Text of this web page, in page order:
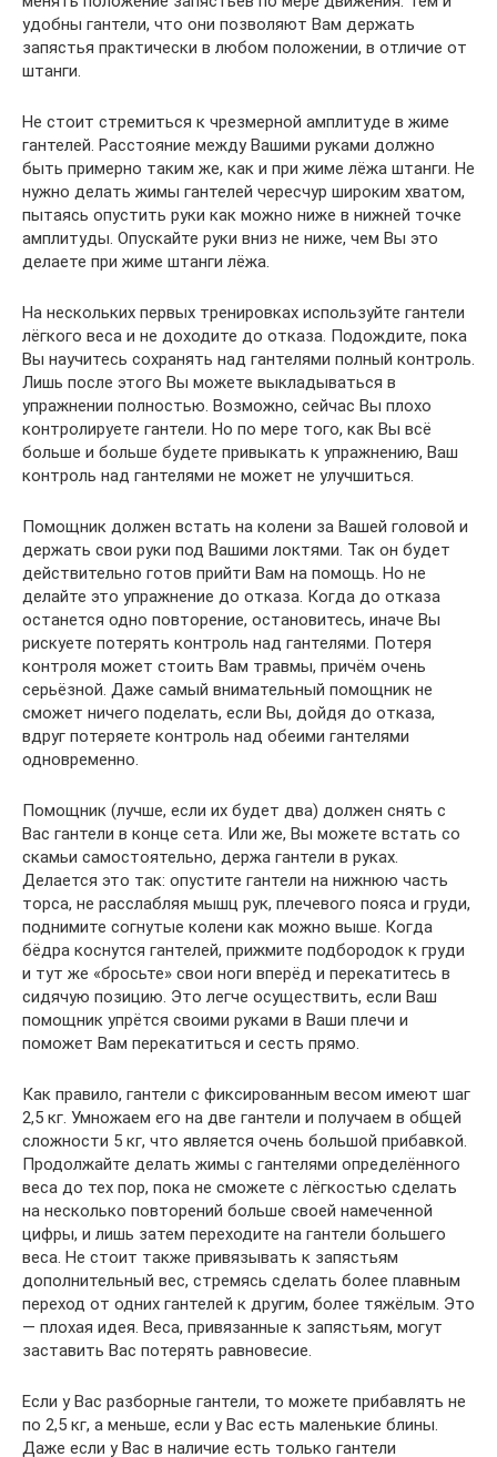
удобны гантели, что они позволяют Вам держать
запястья практически в любом положении, в отличие от
штанги.
Не стоит стремиться к чрезмерной амплитуде в жиме
гантелей. Расстояние между Вашими руками должно
быть примерно таким же, как и при жиме лёжа штанги. Не
нужно делать жимы гантелей чересчур широким хватом,
пытаясь опустить руки как можно ниже в нижней точке
амплитуды. Опускайте руки вниз не ниже, чем Вы это
делаете при жиме штанги лёжа.
На нескольких первых тренировках используйте гантели
лёгкого веса и не доходите до отказа. Подождите, пока
Вы научитесь сохранять над гантелями полный контроль.
Лишь после этого Вы можете выкладываться в
упражнении полностью. Возможно, сейчас Вы плохо
контролируете гантели. Но по мере того, как Вы всё
больше и больше будете привыкать к упражнению, Ваш
контроль над гантелями не может не улучшиться.
Помощник должен встать на колени за Вашей головой и
держать свои руки под Вашими локтями. Так он будет
действительно готов прийти Вам на помощь. Но не
делайте это упражнение до отказа. Когда до отказа
останется одно повторение, остановитесь, иначе Вы
рискуете потерять контроль над гантелями. Потеря
контроля может стоить Вам травмы, причём очень
серьёзной. Даже самый внимательный помощник не
сможет ничего поделать, если Вы, дойдя до отказа,
вдруг потеряете контроль над обеими гантелями
одновременно.
Помощник (лучше, если их будет два) должен снять с
Вас гантели в конце сета. Или же, Вы можете встать со
скамьи самостоятельно, держа гантели в руках.
Делается это так: опустите гантели на нижнюю часть
торса, не расслабляя мышц рук, плечевого пояса и груди,
поднимите согнутые колени как можно выше. Когда
бёдра коснутся гантелей, прижмите подбородок к груди
и тут же «бросьте» свои ноги вперёд и перекатитесь в
сидячую позицию. Это легче осуществить, если Ваш
помощник упрётся своими руками в Ваши плечи и
поможет Вам перекатиться и сесть прямо.
Как правило, гантели с фиксированным весом имеют шаг
2,5 кг. Умножаем его на две гантели и получаем в общей
сложности 5 кг, что является очень большой прибавкой.
Продолжайте делать жимы с гантелями определённого
веса до тех пор, пока не сможете с лёгкостью сделать
на несколько повторений больше своей намеченной
цифры, и лишь затем переходите на гантели большего
веса. Не стоит также привязывать к запястьям
дополнительный вес, стремясь сделать более плавным
переход от одних гантелей к другим, более тяжёлым. Это
— плохая идея. Веса, привязанные к запястьям, могут
заставить Вас потерять равновесие.
Если у Вас разборные гантели, то можете прибавлять не
по 2,5 кг, а меньше, если у Вас есть маленькие блины.
Даже если у Вас в наличие есть только гантели